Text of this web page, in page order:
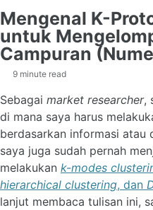
Mengenal K-
untuk
Campuran
9 minute read
Sebagai market researcher,
di mana saya harus
berdasarkan informasi atau
saya juga sudah pernah
melakukan k-modes
hierarchical clustering, dan
lanjut membaca tulisan ini,